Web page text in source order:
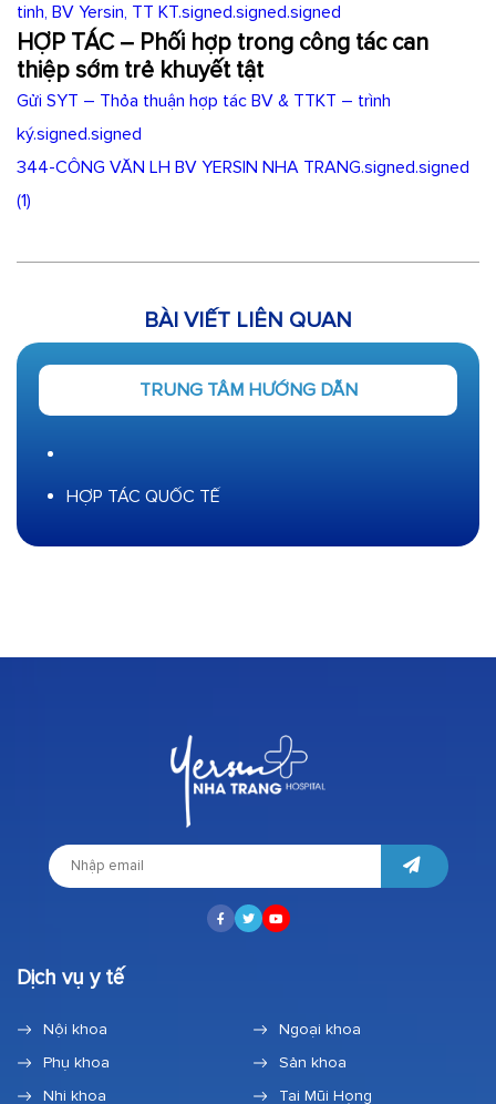
tinh, BV Yersin, TT KT.signed.signed.signed
HỢP TÁC – Phối hợp trong công tác can
thiệp sớm trẻ khuyết tật
Gửi SYT – Thỏa thuận hợp tác BV & TTKT – trình
ký.signed.signed
344-CÔNG VĂN LH BV YERSIN NHA TRANG.signed.signed
(1)
BÀI VIẾT LIÊN QUAN
TRUNG TÂM HƯỚNG DẪN
HỢP TÁC QUỐC TẾ
Dịch vụ y tế
Nội khoa
Ngoại khoa
Phụ khoa
Sản khoa
Nhi khoa
Tai Mũi Họng